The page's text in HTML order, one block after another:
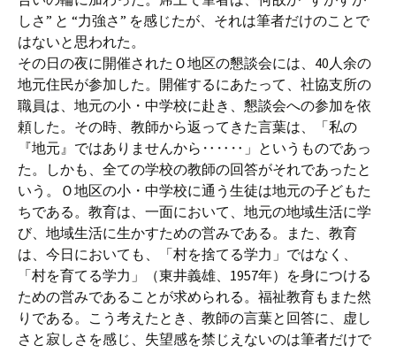
しさ” と “力強さ” を感じたが、それは筆者だけのことで
はないと思われた。
その日の夜に開催されたＯ地区の懇談会には、40人余の
地元住民が参加した。開催するにあたって、社協支所の
職員は、地元の小・中学校に赴き、懇談会への参加を依
頼した。その時、教師から返ってきた言葉は、「私の
『地元』ではありませんから‥‥‥」というものであっ
た。しかも、全ての学校の教師の回答がそれであったと
いう。Ｏ地区の小・中学校に通う生徒は地元の子どもた
ちである。教育は、一面において、地元の地域生活に学
び、地域生活に生かすための営みである。また、教育
は、今日においても、「村を捨てる学力」ではなく、
「村を育てる学力」（東井義雄、1957年）を身につける
ための営みであることが求められる。福祉教育もまた然
りである。こう考えたとき、教師の言葉と回答に、虚し
さと寂しさを感じ、失望感を禁じえないのは筆者だけで